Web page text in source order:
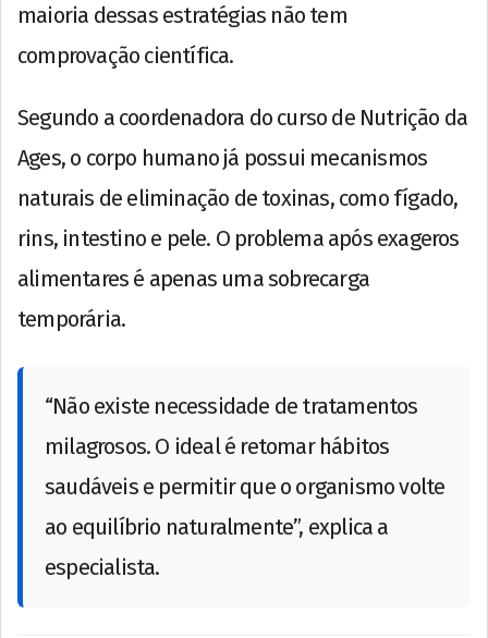
maioria dessas estratégias não tem
comprovação científica.
Segundo a coordenadora do curso de Nutrição da
Ages, o corpo humano já possui mecanismos
naturais de eliminação de toxinas, como fígado,
rins, intestino e pele. O problema após exageros
alimentares é apenas uma sobrecarga
temporária.
“Não existe necessidade de tratamentos
milagrosos. O ideal é retomar hábitos
saudáveis e permitir que o organismo volte
ao equilíbrio naturalmente”, explica a
especialista.